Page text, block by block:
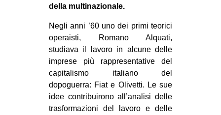
EUROPA
MEDIO ORIENTE
EVENTI
in
Fb
della multinazionale.
Negli anni ’60 uno dei primi teorici
operaisti, Romano Alquati,
studiava il lavoro in alcune delle
imprese più rappresentative del
capitalismo italiano del
dopoguerra: Fiat e Olivetti. Le sue
idee contribuirono all’analisi delle
trasformazioni del lavoro e delle